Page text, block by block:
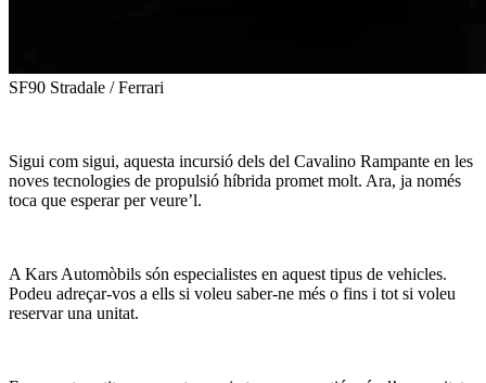
SF90 Stradale / Ferrari
Sigui com sigui, aquesta incursió dels del Cavalino Rampante en les
noves tecnologies de propulsió híbrida promet molt. Ara, ja només
toca que esperar per veure’l.
A Kars Automòbils són especialistes en aquest tipus de vehicles.
Podeu adreçar-vos a ells si voleu saber-ne més o fins i tot si voleu
reservar una unitat.